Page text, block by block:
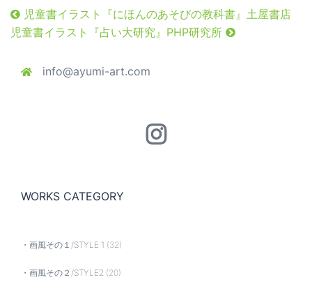
ョ
ン
児童書イラスト『にほんのあそびの教科書』土屋書店
児童書イラスト『占い大研究』PHP研究所
info@ayumi-art.com
Instagram
WORKS CATEGORY
・画風その１/STYLE 1 (32)
・画風その２/STYLE2 (20)